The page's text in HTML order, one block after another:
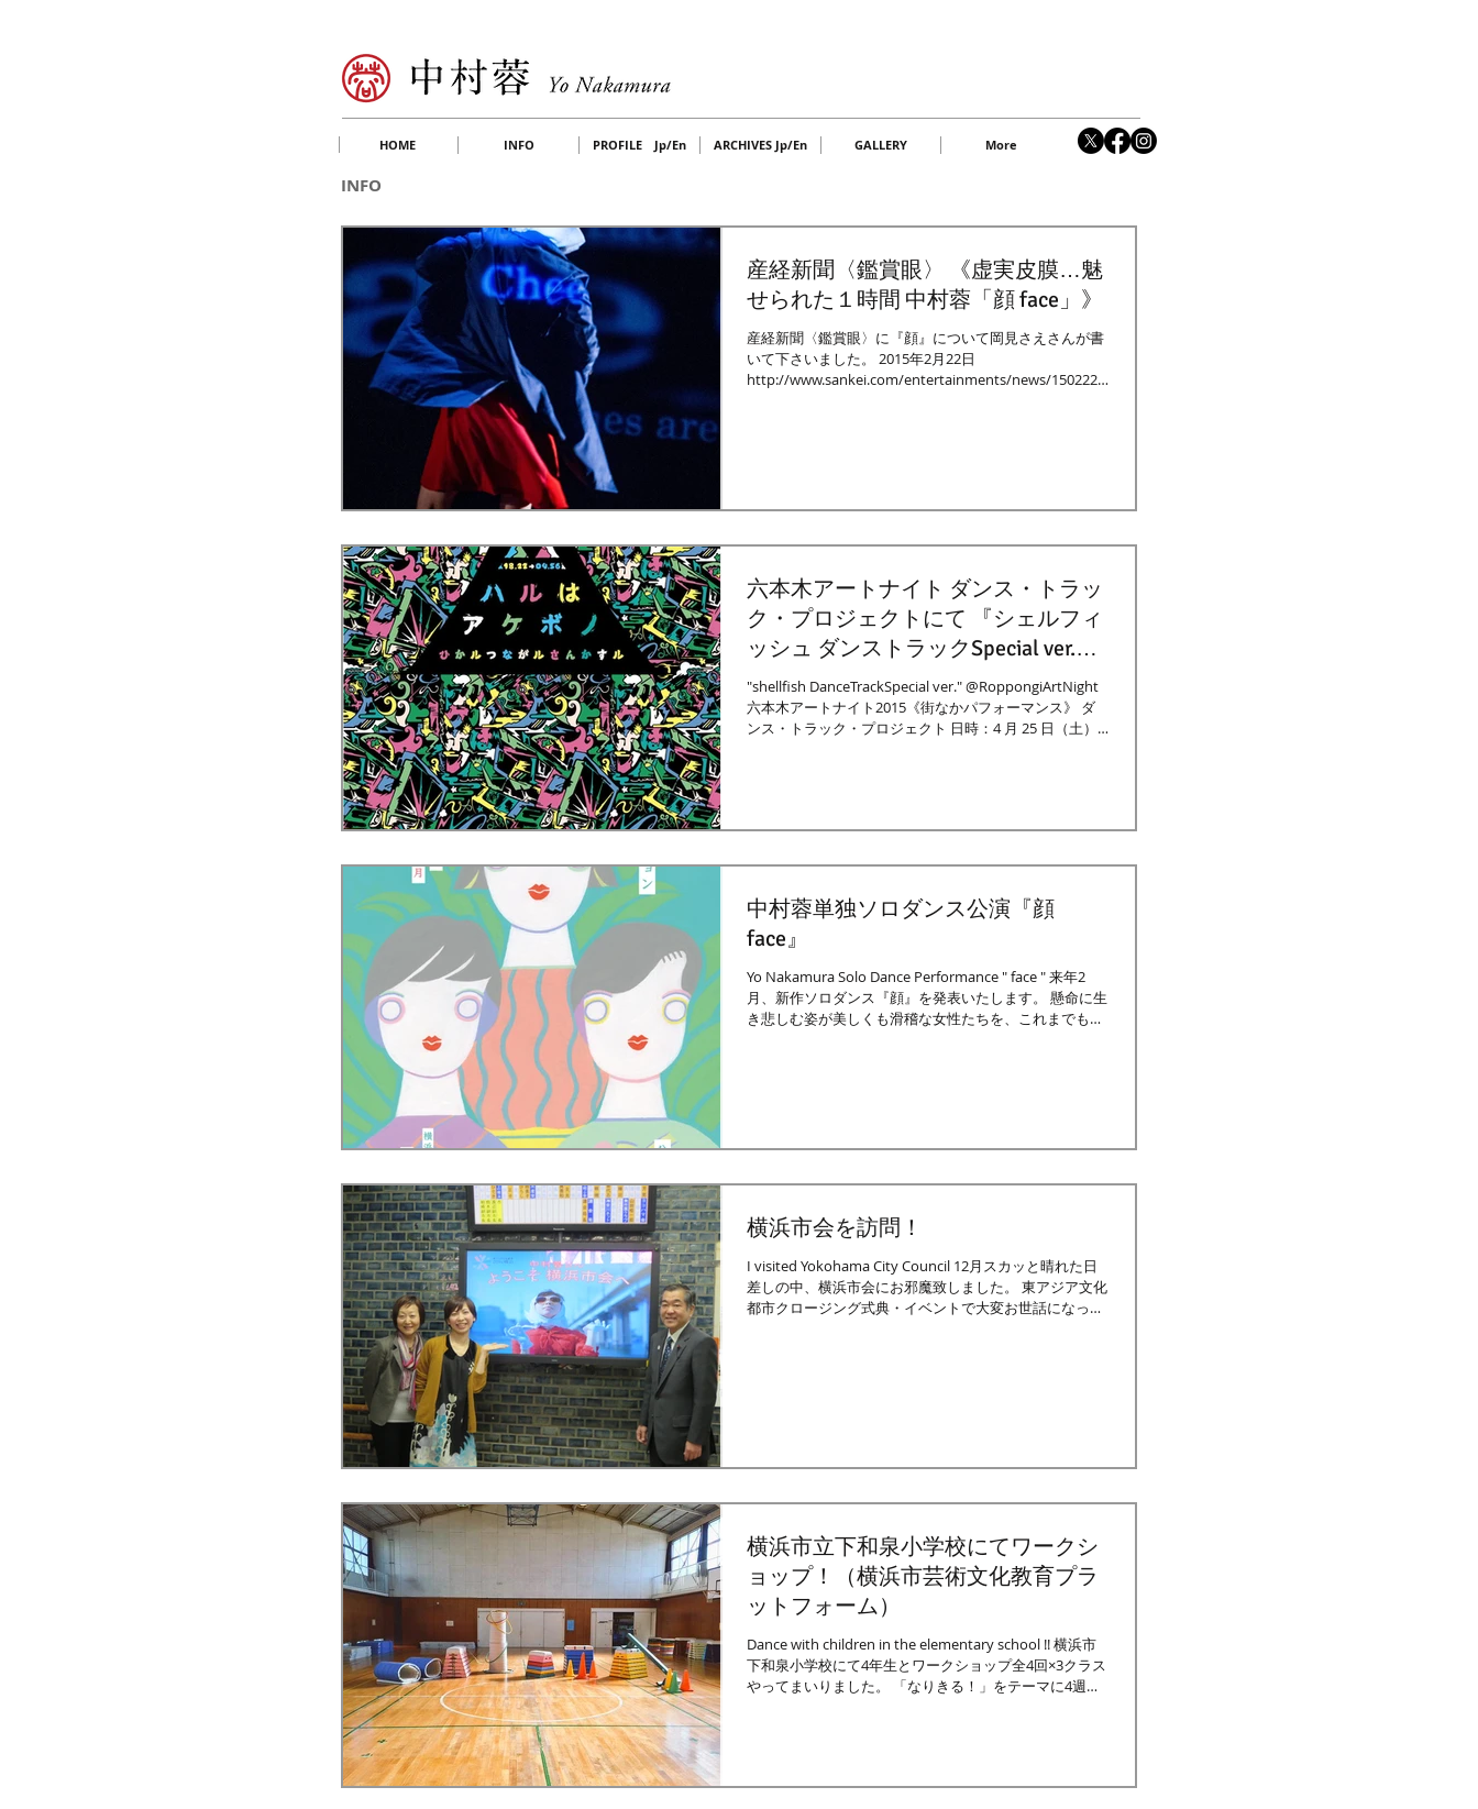
HOME INFO PROFILE Jp/En ARCHIVES Jp/En GALLERY More
INFO
産経新聞〈鑑賞眼〉 《虚実皮膜…魅
せられた１時間 中村蓉「顔 face」》
産経新聞〈鑑賞眼〉に『顔』について岡見さえさんが書
いて下さいました。 2015年2月22日
http://www.sankei.com/entertainments/news/150222/
六本木アートナイト ダンス・トラッ
ク・プロジェクトにて 『シェルフィ
ッシュ ダンストラックSpecial ver.』
を上演決定！
"shellfish DanceTrackSpecial ver." @RoppongiArtNight
六本木アートナイト2015《街なかパフォーマンス》 ダ
ンス・トラック・プロジェクト 日時：4 月 25 日（土）
中村蓉単独ソロダンス公演『顔
face』
Yo Nakamura Solo Dance Performance " face " 来年2
月、新作ソロダンス『顔』を発表いたします。 懸命に生
き悲しむ姿が美しくも滑稽な女性たちを、これまでも拙
横浜市会を訪問！
I visited Yokohama City Council 12月スカッと晴れた日
差しの中、横浜市会にお邪魔致しました。 東アジア文化
都市クロージング式典・イベントで大変お世話になった
横浜市立下和泉小学校にてワークシ
ョップ！（横浜市芸術文化教育プラ
ットフォーム）
Dance with children in the elementary school !! 横浜市
下和泉小学校にて4年生とワークショップ全4回×3クラス
やってまいりました。 「なりきる！」をテーマに4週に